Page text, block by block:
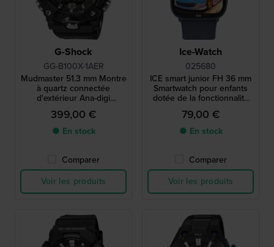
G-Shock
GG-B100X-1AER
Mudmaster 51.3 mm Montre
à quartz connectée
d'extérieur Ana-digi
résistante à la boue
399,00 €
● En stock
Comparer
Voir les produits
Ice-Watch
025680
ICE smart junior FH 36 mm
Smartwatch pour enfants
dotée de la fonctionnalité
de géolocalisation Android
Find Hub
79,00 €
● En stock
Comparer
Voir les produits